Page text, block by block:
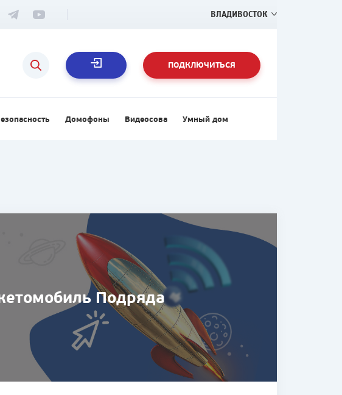
ВЛАДИВОСТОК
ПОДКЛЮЧИТЬСЯ
Домофоны Видеосова Умный дом
Подряда